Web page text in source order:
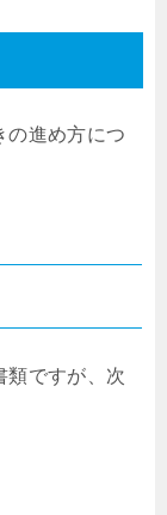
の進め方につ
類ですが、次